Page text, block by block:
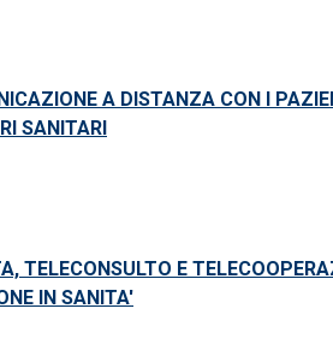
A DISTANZA CON I
SANITARI
TELECONSULTO E
IN SANITA'